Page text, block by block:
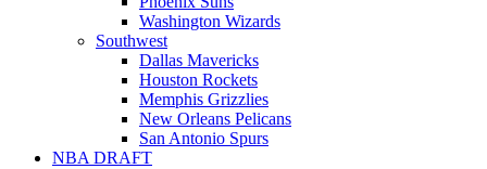
Washington Wizards
Southwest
Dallas Mavericks
Houston Rockets
Memphis Grizzlies
New Orleans Pelicans
San Antonio Spurs
NBA DRAFT